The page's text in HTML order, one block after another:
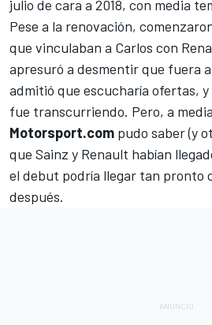
julio de cara a 2018, con media
Pese a la renovación,
que vinculaban a Carlos con
apresuró a desmentirque fuera
admitió que escucharía ofertas,
fue transcurriendo. Pero, a
Motorsport.com pudo saber (y
que Sainz y Renault habían
el debut podría llegar tan pronto
después.